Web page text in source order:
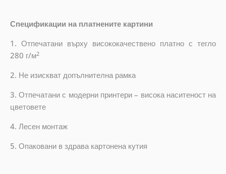
Спецификации на платнените картини
1. Отпечатани върху висококачествено платно с тегло
280 г/м2
2. Не изискват допълнителна рамка
3. Отпечатани с модерни принтери – висока наситеност на
цветовете
4. Лесен монтаж
5. Опаковани в здрава картонена кутия